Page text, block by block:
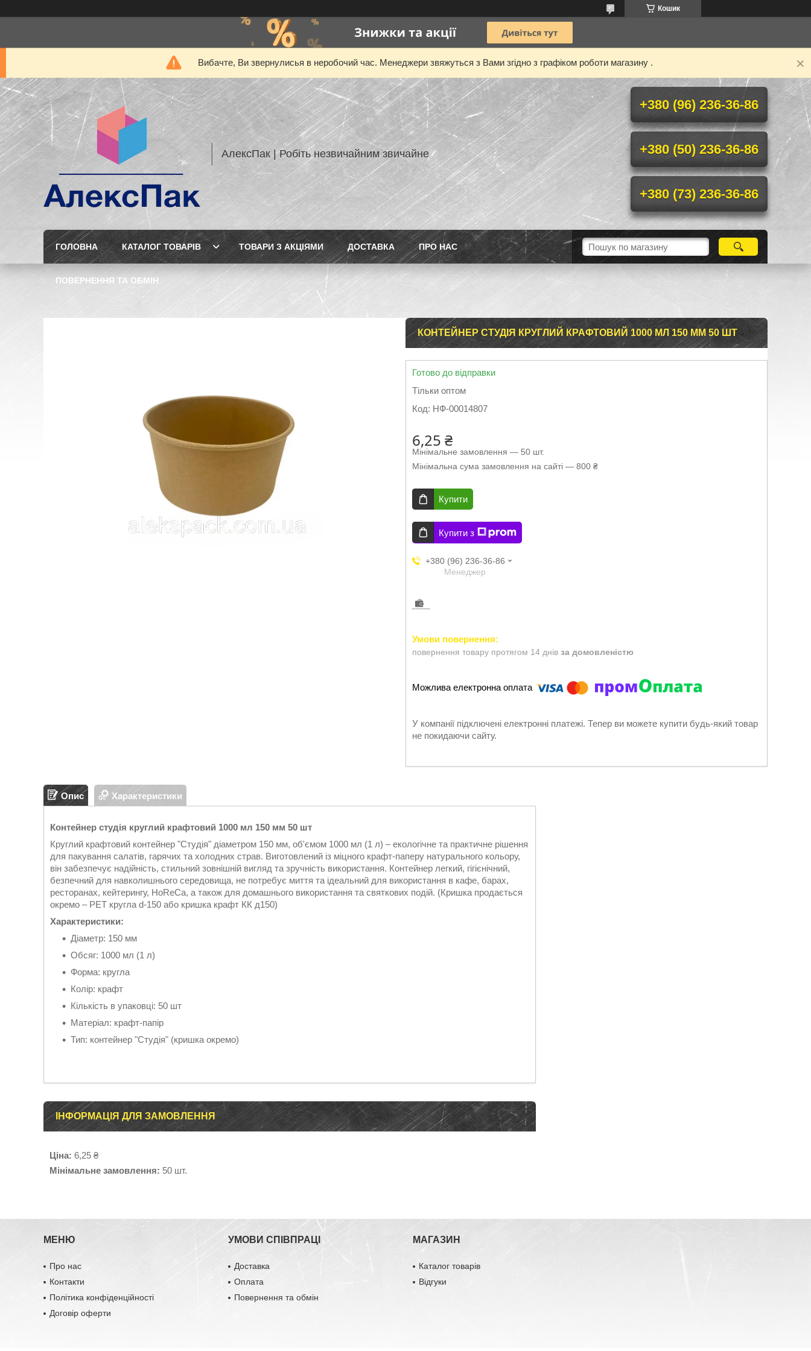
Кошик
Вибачте, Ви звернулисья в неробочий час. Менеджери звяжуться з Вами згідно з графіком роботи магазину .
АлексПак | Робіть незвичайним звичайне
+380 (96) 236-36-86
+380 (50) 236-36-86
+380 (73) 236-36-86
ГОЛОВНА КАТАЛОГ ТОВАРІВ ТОВАРИ З АКЦІЯМИ ДОСТАВКА ПРО НАС
ПОВЕРНЕННЯ ТА ОБМІН
КОНТЕЙНЕР СТУДІЯ КРУГЛИЙ КРАФТОВИЙ 1000 МЛ 150 ММ 50 ШТ
Готово до відправки
Тільки оптом
Код: НФ-00014807
6,25 ₴
Мінімальне замовлення — 50 шт.
Мінімальна сума замовлення на сайті — 800 ₴
Купити
Купити з
+380 (96) 236-36-86
Менеджер
повернення товару протягом 14 днів за домовленістю
У компанії підключені електронні платежі. Тепер ви можете купити будь-який товар
не покидаючи сайту.
Опис Характеристики
Контейнер студія круглий крафтовий 1000 мл 150 мм 50 шт
Круглий крафтовий контейнер "Студія" діаметром 150 мм, об'ємом 1000 мл (1 л) – екологічне та практичне рішення
для пакування салатів, гарячих та холодних страв. Виготовлений із міцного крафт-паперу натурального кольору,
він забезпечує надійність, стильний зовнішній вигляд та зручність використання. Контейнер легкий, гігієнічний,
безпечний для навколишнього середовища, не потребує миття та ідеальний для використання в кафе, барах,
ресторанах, кейтерингу, HoReCa, а також для домашнього використання та святкових подій. (Кришка продається
окремо – PET кругла d-150 або кришка крафт КК д150)
Характеристики:
Діаметр: 150 мм
Обсяг: 1000 мл (1 л)
Форма: кругла
Колір: крафт
Кількість в упаковці: 50 шт
Матеріал: крафт-папір
Тип: контейнер "Студія" (кришка окремо)
ІНФОРМАЦІЯ ДЛЯ ЗАМОВЛЕННЯ
Ціна: 6,25 ₴
Мінімальне замовлення: 50 шт.
МЕНЮ
Про нас
Контакти
Політика конфіденційності
Договір оферти
УМОВИ СПІВПРАЦІ
Доставка
Оплата
Повернення та обмін
МАГАЗИН
Каталог товарів
Відгуки